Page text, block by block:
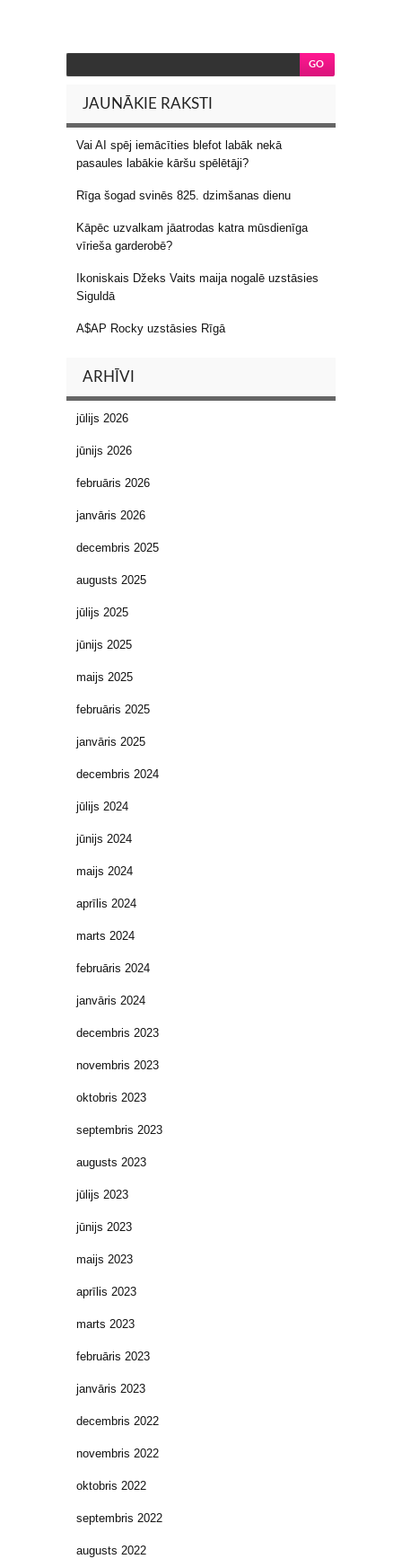
JAUNĀKIE RAKSTI
Vai AI spēj iemācīties blefot labāk nekā
pasaules labākie kāršu spēlētāji?
Rīga šogad svinēs 825. dzimšanas dienu
Kāpēc uzvalkam jāatrodas katra mūsdienīga
vīrieša garderobē?
Ikoniskais Džeks Vaits maija nogalē uzstāsies
Siguldā
A$AP Rocky uzstāsies Rīgā
ARHĪVI
jūlijs 2026
jūnijs 2026
februāris 2026
janvāris 2026
decembris 2025
augusts 2025
jūlijs 2025
jūnijs 2025
maijs 2025
februāris 2025
janvāris 2025
decembris 2024
jūlijs 2024
jūnijs 2024
maijs 2024
aprīlis 2024
marts 2024
februāris 2024
janvāris 2024
decembris 2023
novembris 2023
oktobris 2023
septembris 2023
augusts 2023
jūlijs 2023
jūnijs 2023
maijs 2023
aprīlis 2023
marts 2023
februāris 2023
janvāris 2023
decembris 2022
novembris 2022
oktobris 2022
septembris 2022
augusts 2022